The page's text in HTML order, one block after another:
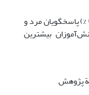
چنان که در جدول 2 منعکس است، 131 نفر (6/50 %) پاسخگویان مرد و
دانش‌آموزان بیشترین
پژوهش